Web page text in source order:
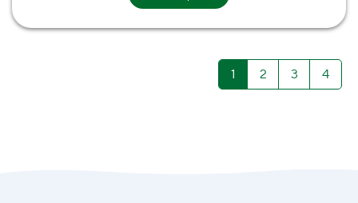
1 2 3 4